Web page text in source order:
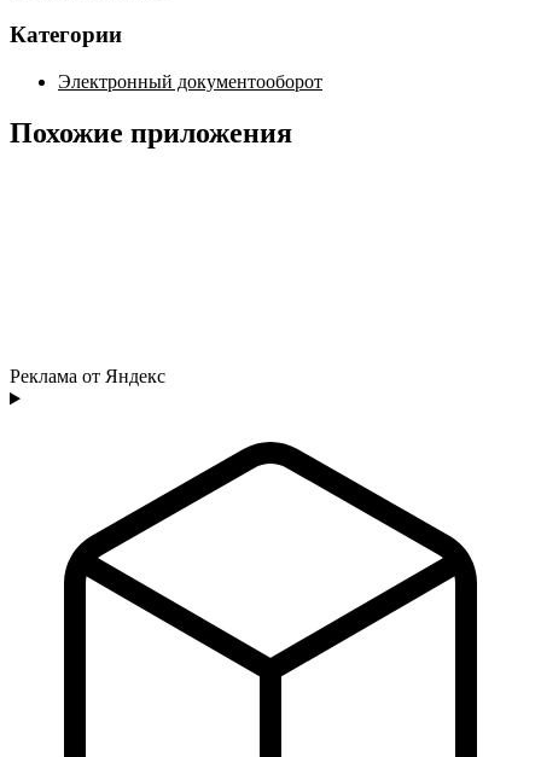
Категории
Электронный документооборот
Похожие приложения
Реклама от Яндекс